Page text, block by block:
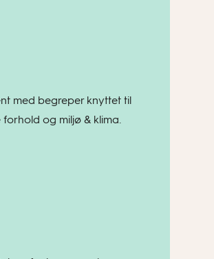
med begreper knyttet til
og miljø & klima.